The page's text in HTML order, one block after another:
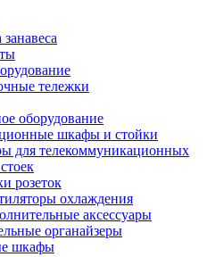
тележки
оборудование
шкафы и стойки
для телекоммуникационных
розеток
охлаждения
аксессуары
органайзеры
шкафы